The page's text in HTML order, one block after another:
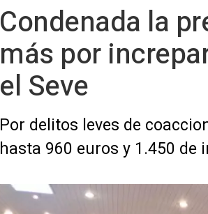
Condenada la
más por
el Seve
Por delitos leves de
hasta 960 euros y 1.450 de